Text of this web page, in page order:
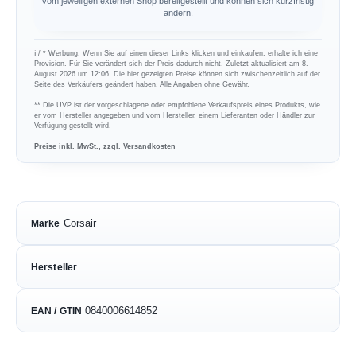
ändern.
ℹ︎ / * Werbung: Wenn Sie auf einen dieser Links klicken und einkaufen, erhalte ich eine
Provision. Für Sie verändert sich der Preis dadurch nicht. Zuletzt aktualisiert am 8.
August 2026 um 12:06. Die hier gezeigten Preise können sich zwischenzeitlich auf der
Seite des Verkäufers geändert haben. Alle Angaben ohne Gewähr.
** Die UVP ist der vorgeschlagene oder empfohlene Verkaufspreis eines Produkts, wie
er vom Hersteller angegeben und vom Hersteller, einem Lieferanten oder Händler zur
Verfügung gestellt wird.
Preise inkl. MwSt., zzgl. Versandkosten
Marke Corsair
Hersteller
EAN / GTIN 0840006614852